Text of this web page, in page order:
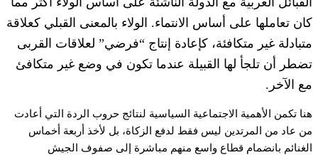
كان تعاملها على أساس الانتماء. الولاء بالمعنى القبلي كعلاقة
متبادلة غير متكافئة، كإعادة إنتاج “فرضي” لعلاقات القربى
تضطر أن تلجأ لها القبيلة عندما تكون في وضع غير متكافئ
مع الآخر.
هنا تكمن الأهمية الاجتماعية السياسية لنتائج حروب الردة التي أعادت
من عاد من المرتدين ليس فقط لدفع الزكاة، بل لأخذ أربعة أخماس
الغنائم بانضمام قطاع واسع منهم مباشرة إلى صفوف الجيش